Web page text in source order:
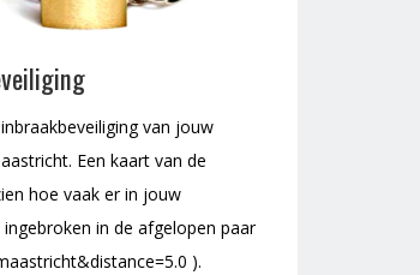
van jouw
Een kaart van de
hoe vaak er in jouw
in de afgelopen paar
).